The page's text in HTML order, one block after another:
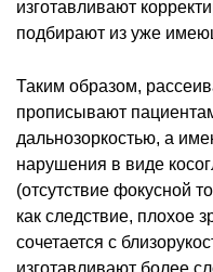
изготавливают
подбирают из уже
Таким образом,
прописывают
дальнозоркостью, а
нарушения в виде
(отсутствие фокусной
как следствие, плохое
сочетается с
изготавливают более